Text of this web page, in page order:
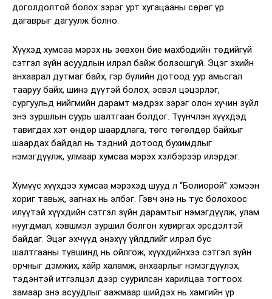
доголдолтой болох зэрэг урт хугацааны сөрөг үр
дагаврыг дагуулж болно.
Хүүхэд хумсаа мэрэх нь зөвхөн бие махбодийн төдийгүй
сэтгэл зүйн асуудлын илрэл байж болзошгүй. Эцэг эхийн
анхаарал дутмаг байх, гэр бүлийн дотоод уур амьсгал
тааруу байх, шинэ дүүтэй болох, эсвэл цэцэрлэг,
сургуульд нийгмийн дарамт мэдрэх зэрэг олон хүчин зүйл
энэ зуршлын суурь шалтгаан болдог. Түүнчлэн хүүхдэд
тавигдах хэт өндөр шаардлага, төгс төгөлдөр байхыг
шаардах байдал нь тэдний дотоод бухимдлыг
нэмэгдүүлж, улмаар хумсаа мэрэх хэлбэрээр илэрдэг.
Хүмүүс хүүхдээ хумсаа мэрэхэд шууд л “Болиорой” хэмээн
хориг тавьж, загнах нь элбэг. Гэвч энэ нь тус болохоос
илүүтэй хүүхдийн сэтгэл зүйн дарамтыг нэмэгдүүлж, улам
нуугдмал, хэвшмэл зуршил болгон хувиргах эрсдэлтэй
байдаг. Эцэг эхчүүд энэхүү үйлдлийг илрэл бус
шалтгааны түвшинд нь ойлгож, хүүхдийнхээ сэтгэл зүйн
орчныг дэмжих, хайр халамж, анхаарлыг нэмэгдүүлэх,
тэдэнтэй итгэлцэл дээр суурилсан харилцаа тогтоох
замаар энэ асуудлыг аажмаар шийдэх нь хамгийн үр